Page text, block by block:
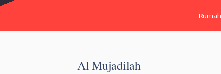
Rumah
Al Mujadilah